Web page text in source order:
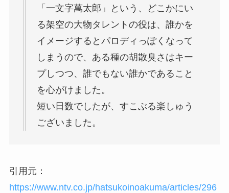
「一文字萬太郎」という、どこかにい
る架空の大物タレントの役は、誰かを
イメージするとパロディっぽくなって
しまうので、ある種の胡散臭さはキー
プしつつ、誰でもない誰かであること
を心がけました。
短い日数でしたが、すこぶる楽しゅう
ございました。
引用元：
https://www.ntv.co.jp/hatsukoinoakuma/articles/296